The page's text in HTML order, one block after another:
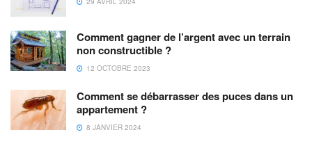
Comment gagner de l’argent avec un terrain
non constructible ?
12 OCTOBRE 2023
Comment se débarrasser des puces dans un
appartement ?
8 JANVIER 2024